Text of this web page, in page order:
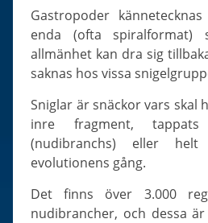
Jellyfish
Gastropoder kännetecknas av att de har ett
enda (ofta
allmänhet kan dra sig
saknas hos vissa
Sniglar är snäckor vars skal har reducerats till ett
inre fragment,
(nudibranchs) eller
evolutionens gång.
Det finns över 3.000 registrerade arter av
nudibrancher, och dessa